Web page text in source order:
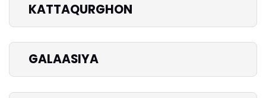
KATTAQURGHON
GALAASIYA